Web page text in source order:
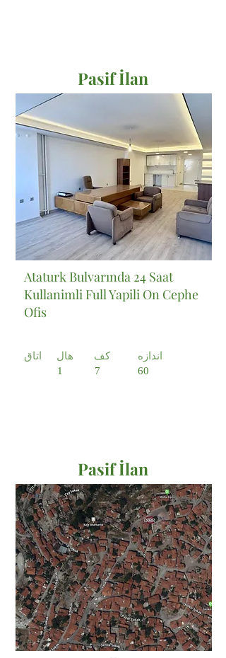
Pasif İlan
Satılık
Ataturk Bulvarında 24 Saat
Kullanimli Full Yapili On Cephe
Ofis
اتاق
هال
1
کف
7
اندازه
60
Pasif İlan
Satılık